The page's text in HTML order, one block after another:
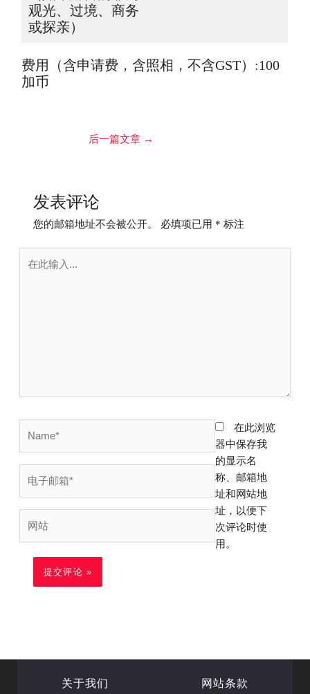
观光、过境、商务
或探亲）
费用（含申请费，含照相，不含GST）:100
加币
后一篇文章 →
发表评论
您的邮箱地址不会被公开。 必填项已用 * 标注
箱
站
在此浏览
器中保存我
的显示名
称、邮箱地
址和网站地
址，以便下
次评论时使
用。
关于我们 网站条款